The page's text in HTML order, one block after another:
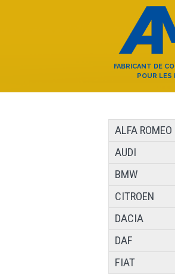
FABRICANT DE
POUR LES
ALFA ROMEO
AUDI
BMW
CITROEN
DACIA
DAF
FIAT